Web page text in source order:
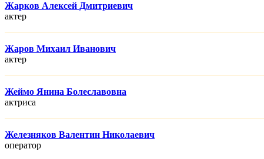
Жарков Алексей Дмитриевич
актер
Жаров Михаил Иванович
актер
Жеймо Янина Болеславовна
актриса
Железняков Валентин Николаевич
оператор